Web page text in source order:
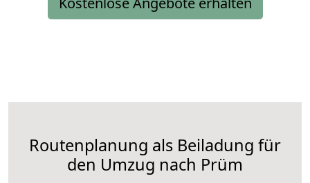
Routenplanung als Beiladung für
den Umzug nach Prüm